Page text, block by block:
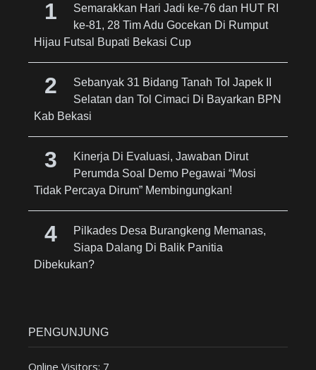
Semarakkan Hari Jadi ke-76 dan HUT RI
ke-81, 28 Tim Adu Gocekan Di Rumput
Hijau Futsal Bupati Bekasi Cup
Sebanyak 31 Bidang Tanah Tol Japek II
Selatan dan Tol Cimaci Di Bayarkan BPN
Kab Bekasi
Kinerja Di Evaluasi, Jawaban Dirut
Perumda Soal Demo Pegawai “Mosi
Tidak Percaya Dirum” Membingungkan!
Pilkades Desa Burangkeng Memanas,
Siapa Dalang Di Balik Panitia
Dibekukan?
PENGUNJUNG
Online Visitors: 7